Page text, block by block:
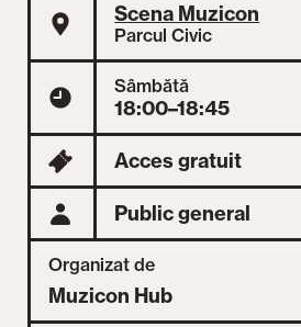
Scena Muzicon
Parcul Civic
Sâmbătă
18:00–18:45
Acces gratuit
Public general
Organizat de
Muzicon Hub